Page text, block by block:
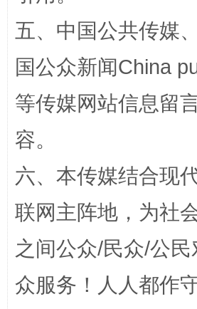
扯下公款旅游的“隐身衣”
五、中国公共传媒
国公众新闻China
等传媒网站信息留
容。
六、本传媒结合现
联网主阵地，为社
之间公众/民众/公
众服务！人人都作